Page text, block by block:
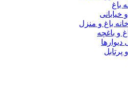
باغ
خیابانی
باغ و منزل
و باغچه
دیوارها